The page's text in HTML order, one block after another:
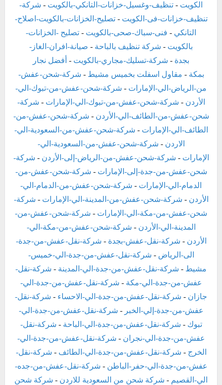
الكويت - تنظيف-وغسيل-خزانات-التانكي-بالكويت - شركة-
تنظيف-خزانات-فى-الكويت -تصليح-الخزانات-بالكويت-اصلاح-
التانكي - فنى-سباك-صحى-بالكويت - تصليح -الخزانات-
بالكويت - شركة تنظيف بالباحة - صيانة-افران-الغاز-
بجدة - شركة-تسليك-مجاري-بالكويت - أفضل نجار
بمكة - مقاول اسفلت بخميس مشيط - شركة-شحن-عفش-
من-الرياض-الي-الإمارات - شركة-شحن-عفش-من-تبوك-الي-
الأردن - شركة-شحن-عفش-من-تبوك-الي-الإمارات - شركة-
شحن-عفش-من-الطائف-الي-الأردن - شركة-شحن-عفش-من-
الطائف-الي-الإمارات - شركة-شحن-عفش-من-السعودية-الي-
الاردن - شركة-شحن-عفش-من-السعودية-الي-
الإمارات - شركة-شحن-عفش-من-الرياض-إلى-الأردن - شركة-
شحن-عفش-من-جدة-إلى-الإمارات - شركة-شحن-عفش-من-
الدمام-الي-الإمارات - شركة-شحن-عفش-من-الدمام-الي-
الأردن - شركة-شحن-عفش-من-المدينة-الي-الإمارات - شركة-
شحن-عفش-من-مكة-الي-الإمارات - شركة-شحن-عفش-من-
المدينة-الي-الأردن - شركة-شحن-عفش-من-مكة-الي-
الأردن - شركة-نقل-عفش-بجدة - شركة-نقل-عفش-من-جدة-
الى-الرياض - شركة-نقل-عفش-من-جدة-الي-خميس-
مشيط - شركة-نقل-عفش-من-جدة-الي-المدينة - شركة-نقل-
عفش-من-جدة-الي-مكة - شركة-نقل-عفش-من-جدة-الي-
جازان - شركة-نقل-عفش-من-جدة-الي-الاحساء - شركة-نقل-
عفش-من-جدة-إلي-الخبر - شركة-نقل-عفش-من-جدة-الي-
تبوك - شركة-نقل-عفش-من-جدة-الي-الباحة - شركة-نقل-
عفش-من-جدة-الي-نجران - شركة-نقل-عفش-من-جدة-الي-
الخرج - شركة-نقل-عفش-من-جدة-الي-الطائف - شركة-نقل-
عفش-من-جدة-الي-حفر-الباطن - شركة-نقل-عفش-من-جده-
الي-القصيم - شركة شحن من السعودية للاردن - شركة شحن